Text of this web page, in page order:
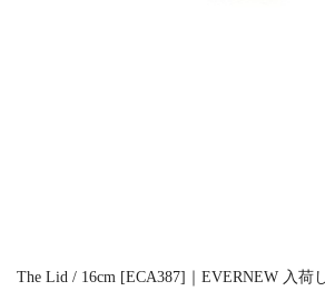
The Lid / 16cm [ECA387]｜EVERNEW 入荷